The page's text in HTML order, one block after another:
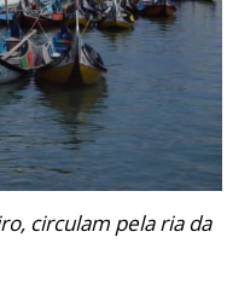
circulam pela ria da